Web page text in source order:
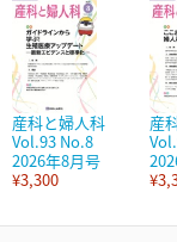
産科と婦人科
Vol.93 No.8
2026年8月号
¥3,300
産